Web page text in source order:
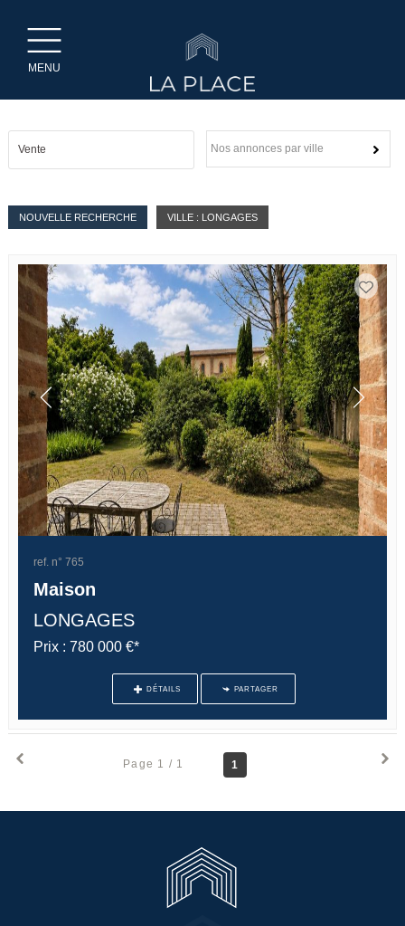
MENU
Vente Nos annonces par ville
NOUVELLE RECHERCHE VILLE : LONGAGES
ref. n° 765
Maison
LONGAGES
Prix : 780 000 €*
DÉTAILS PARTAGER
Page 1 / 1 1